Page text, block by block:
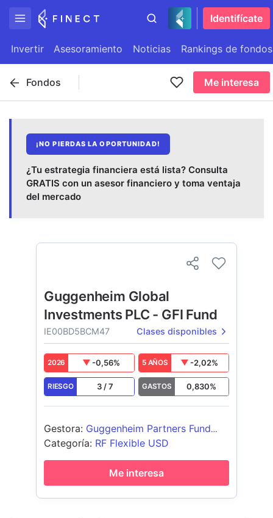
Identifícate
Invertir Asesoramiento Noticias Rankings de fondos
Fondos Me interesa
¡NO PIERDAS LA OPORTUNIDAD!
¿Tu estrategia financiera está lista? Consulta
GRATIS con un asesor financiero y toma ventaja
del mercado
Guggenheim Global
Investments PLC - GFI Fund
IE00BD5BCM47 Clases disponibles
2026 -0,56% 5 AÑOS -2,02%
RIESGO 3 /7 GASTOS 0,830%
Gestora: Guggenheim Partners Fund
Mgt(Europe) Ltd
Categoría: RF Flexible USD
Me interesa